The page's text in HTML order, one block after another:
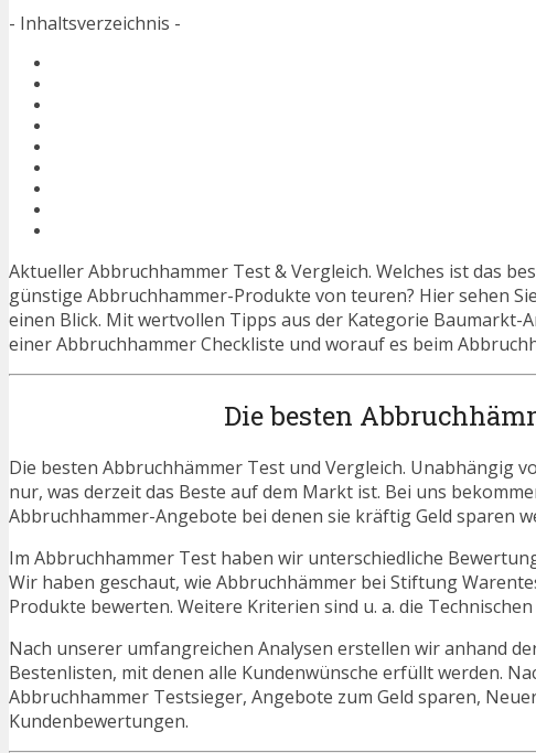
- Inhaltsverzeichnis -
Aktueller Abbruchhammer Test & Vergleich. Welches ist das
günstige Abbruchhammer-Produkte von teuren? Hier sehen
einen Blick. Mit wertvollen Tipps aus der Kategorie Baumarkt-
einer Abbruchhammer Checkliste und worauf es beim
Die besten
Die besten Abbruchhämmer Test und Vergleich. Unabhängig
nur, was derzeit das Beste auf dem Markt ist. Bei uns
Abbruchhammer-Angebote bei denen sie kräftig Geld sparen
Im Abbruchhammer Test haben wir unterschiedliche
Wir haben geschaut, wie Abbruchhämmer bei Stiftung
Produkte bewerten. Weitere Kriterien sind u. a. die
Nach unserer umfangreichen Analysen erstellen wir anhand
Bestenlisten, mit denen alle Kundenwünsche erfüllt werden.
Abbruchhammer Testsieger, Angebote zum Geld sparen,
Kundenbewertungen.